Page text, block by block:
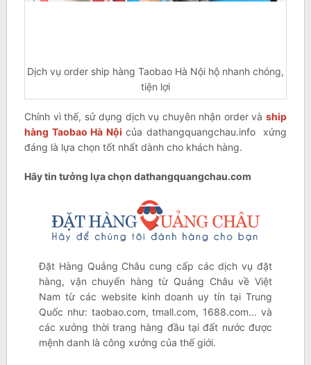
Dịch vụ order ship hàng Taobao Hà Nội hộ nhanh chóng,
tiện lợi
Chính vì thế, sử dụng dịch vụ chuyên nhận order vàship
hàng Taobao Hà Nội của dathangquangchau.info xứng
đáng là lựa chọn tốt nhất dành cho khách hàng.
Hãy tin tưởng lựa chọn dathangquangchau.com
Đặt Hàng Quảng Châu cung cấp các dịch vụ đặt
hàng, vận chuyển hàng từ Quảng Châu về Việt
Nam từ các website kinh doanh uy tín tại Trung
Quốc như: taobao.com, tmall.com, 1688.com… và
các xưởng thời trang hàng đầu tại đất nước được
mệnh danh là công xưởng của thế giới.